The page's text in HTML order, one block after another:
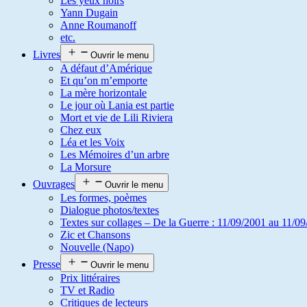
Yann Dugain
Anne Roumanoff
etc.
Livres
Ouvrir le menu
A défaut d’Amérique
Et qu’on m’emporte
La mère horizontale
Le jour où Lania est partie
Mort et vie de Lili Riviera
Chez eux
Léa et les Voix
Les Mémoires d’un arbre
La Morsure
Ouvrages
Ouvrir le menu
Les formes, poèmes
Dialogue photos/textes
Textes sur collages – De la Guerre : 11/09/2001 au 11/
Zic et Chansons
Nouvelle (Napo)
Presse
Ouvrir le menu
Prix littéraires
TV et Radio
Critiques de lecteurs